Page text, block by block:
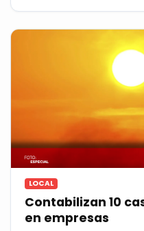
LOCAL
Contabilizan 10
en empresas